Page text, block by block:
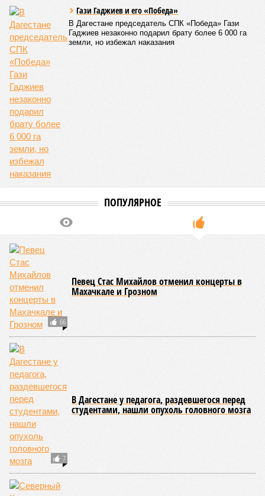
Гази Гаджиев и его «Победа»
В Дагестане председатель СПК «Победа» Гази
Гаджиев незаконно подарил брату более 6 000 га
земли, но избежал наказания
ПОПУЛЯРНОЕ
66
Певец Стас Михайлов отменил концерты в
Махачкале и Грозном
7
В Дагестане у педагога, раздевшегося перед
студентами, нашли опухоль головного мозга